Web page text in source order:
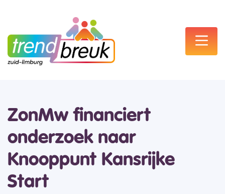
ZonMw financiert
onderzoek naar
Knooppunt Kansrijke
Start